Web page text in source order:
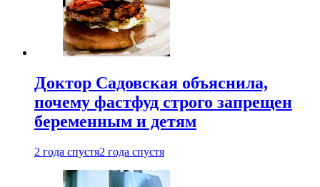
Доктор Садовская объяснила,
почему фастфуд строго запрещен
беременным и детям
2 года спустя2 года спустя